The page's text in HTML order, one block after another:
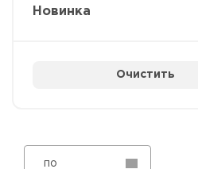
Новинка
Очистить
по